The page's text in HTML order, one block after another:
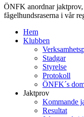
ÖNFK anordnar
fågelhundsraserna i vår
Hem
Klubben
Stadgar
Styrelse
Protokoll
ÖNFK´s
Jaktprov
Kommande
Resultat